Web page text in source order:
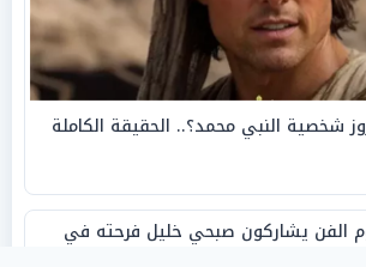
شخصية النبي محمد؟.. الحقيقة الكاملة
الفن يشاركون صبحي خليل فرحته في